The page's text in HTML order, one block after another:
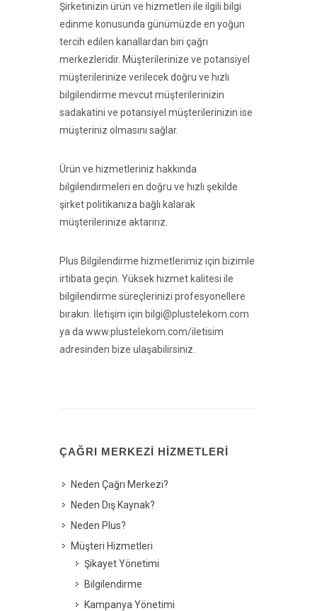
Şirketinizin ürün ve hizmetleri ile ilgili bilgi
edinme konusunda günümüzde en yoğun
tercih edilen kanallardan biri çağrı
merkezleridir. Müşterilerinize ve potansiyel
müşterilerinize verilecek doğru ve hızlı
bilgilendirme mevcut müşterilerinizin
sadakatini ve potansiyel müşterilerinizin ise
müşteriniz olmasını sağlar.
Ürün ve hizmetleriniz hakkında
bilgilendirmeleri en doğru ve hızlı şekilde
şirket politikanıza bağlı kalarak
müşterilerinize aktarırız.
Plus Bilgilendirme hizmetlerimiz için bizimle
irtibata geçin. Yüksek hizmet kalitesi ile
bilgilendirme süreçlerinizi profesyonellere
bırakın. İletişim için bilgi@plustelekom.com
ya da www.plustelekom.com/iletisim
adresinden bize ulaşabilirsiniz.
ÇAĞRI MERKEZI HIZMETLERI
Neden Çağrı Merkezi?
Neden Dış Kaynak?
Neden Plus?
Müşteri Hizmetleri
Şikayet Yönetimi
Bilgilendirme
Kampanya Yönetimi